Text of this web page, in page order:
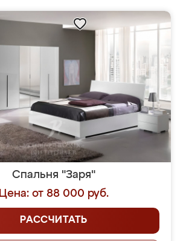
Спальня "Заря"
Цена: от 88 000 руб.
РАССЧИТАТЬ